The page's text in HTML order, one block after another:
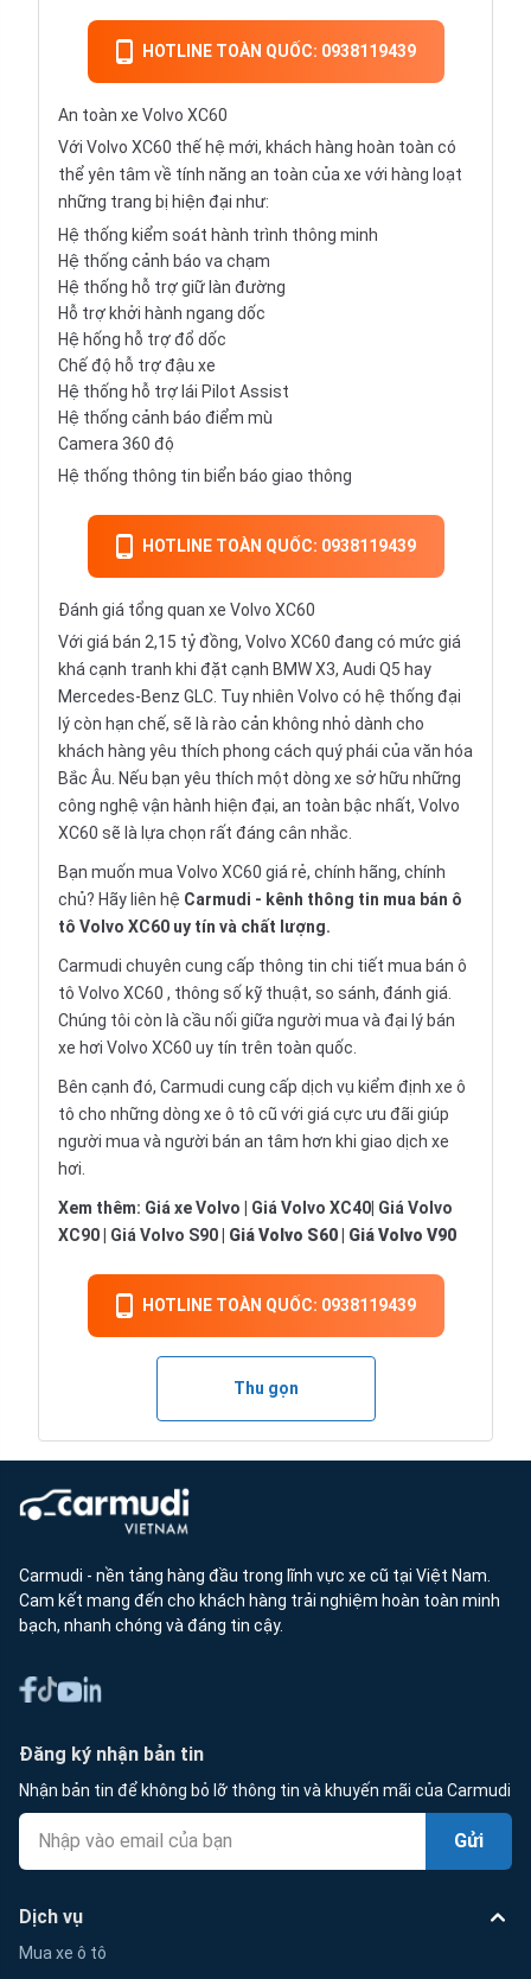
HOTLINE TOÀN QUỐC: 0938119439
An toàn xe Volvo XC60
Với Volvo XC60 thế hệ mới, khách hàng hoàn toàn có
thể yên tâm về tính năng an toàn của xe với hàng loạt
những trang bị hiện đại như:
Hệ thống kiểm soát hành trình thông minh
Hệ thống cảnh báo va chạm
Hệ thống hỗ trợ giữ làn đường
Hỗ trợ khởi hành ngang dốc
Hệ hống hỗ trợ đổ dốc
Chế độ hỗ trợ đậu xe
Hệ thống hỗ trợ lái Pilot Assist
Hệ thống cảnh báo điểm mù
Camera 360 độ
Hệ thống thông tin biển báo giao thông
HOTLINE TOÀN QUỐC: 0938119439
Đánh giá tổng quan xe Volvo XC60
Với giá bán 2,15 tỷ đồng, Volvo XC60 đang có mức giá
khá cạnh tranh khi đặt cạnh BMW X3, Audi Q5 hay
Mercedes-Benz GLC. Tuy nhiên Volvo có hệ thống đại
lý còn hạn chế, sẽ là rào cản không nhỏ dành cho
khách hàng yêu thích phong cách quý phái của văn hóa
Bắc Âu. Nếu bạn yêu thích một dòng xe sở hữu những
công nghệ vận hành hiện đại, an toàn bậc nhất, Volvo
XC60 sẽ là lựa chọn rất đáng cân nhắc.
Bạn muốn mua Volvo XC60 giá rẻ, chính hãng, chính
chủ? Hãy liên hệ Carmudi - kênh thông tin mua bán ô
tô Volvo XC60 uy tín và chất lượng.
Carmudi chuyên cung cấp thông tin chi tiết mua bán ô
tô Volvo XC60 , thông số kỹ thuật, so sánh, đánh giá.
Chúng tôi còn là cầu nối giữa người mua và đại lý bán
xe hơi Volvo XC60 uy tín trên toàn quốc.
Bên cạnh đó, Carmudi cung cấp dịch vụ kiểm định xe ô
tô cho những dòng xe ô tô cũ với giá cực ưu đãi giúp
người mua và người bán an tâm hơn khi giao dịch xe
hơi.
Xem thêm: Giá xe Volvo Giá Volvo XC40 Giá Volvo
XC90
Giá Volvo S90 Giá Volvo S60 Giá Volvo V90
HOTLINE TOÀN QUỐC: 0938119439
Thu gọn
Carmudi - nền tảng hàng đầu trong lĩnh vực xe cũ tại Việt Nam.
Cam kết mang đến cho khách hàng trải nghiệm hoàn toàn minh
bạch, nhanh chóng và đáng tin cậy.
Đăng ký nhận bản tin
Nhận bản tin để không bỏ lỡ thông tin và khuyến mãi của Carmudi
Gửi
Dịch vụ
Mua xe ô tô